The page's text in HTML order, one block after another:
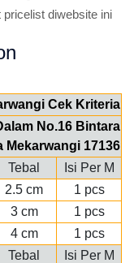
pricelist diwebsite ini
Cek Kriteria
No.16 Bintara
Mekarwangi 17136
Tebal
Isi Per M
2.5 cm
1 pcs
3 cm
1 pcs
4 cm
1 pcs
Tebal
Isi Per M